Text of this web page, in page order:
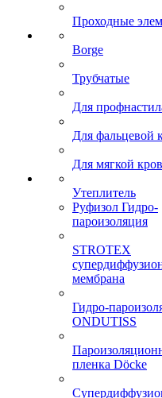
Проходные
Borge
Трубчатые
Для
Для фальцевой
Для мягкой
Утеплитель
Руфизол Гидро-
пароизоляция
STROTEX
мембрана
Гидро-
ONDUTISS
пленка Döcke